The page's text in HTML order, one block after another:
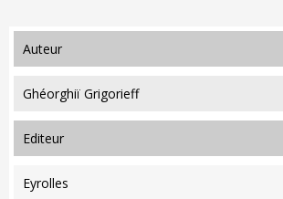
auteur
Ghéorghiï Grigorieff
editeur
Eyrolles